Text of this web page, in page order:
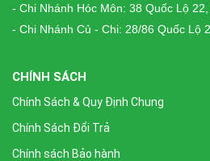
- Chi Nhánh Hóc Môn: 38 Quốc Lộ
- Chi Nhánh Củ - Chi: 28/86 Quốc Lộ
CHÍNH SÁCH
Chính Sách & Quy Định Chung
Chính Sách Đổi Trả
Chính sách Bảo hành